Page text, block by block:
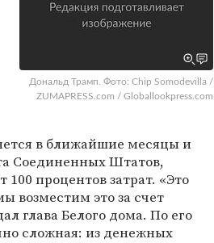
Дональд Трамп. Фото: Chip Somodevilla /
ZUMAPRESS.com / Globallookpress.com
в ближайшие месяцы и
Соединенных Штатов,
процентов затрат. «Это
возместим это за счет
глава Белого дома. По его
сложная: из денежных